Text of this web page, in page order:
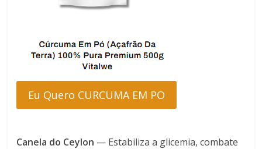
Eu Quero CURCUMA EM PO
Canela do Ceylon — Estabiliza a glicemia, combate